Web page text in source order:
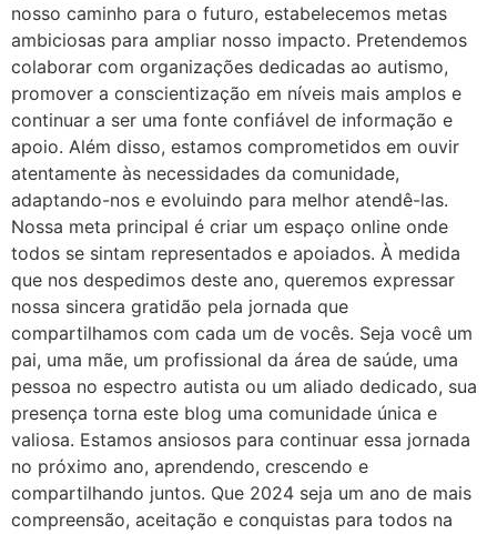
nosso caminho para o futuro, estabelecemos metas
ambiciosas para ampliar nosso impacto. Pretendemos
colaborar com organizações dedicadas ao autismo,
promover a conscientização em níveis mais amplos e
continuar a ser uma fonte confiável de informação e
apoio. Além disso, estamos comprometidos em ouvir
atentamente às necessidades da comunidade,
adaptando-nos e evoluindo para melhor atendê-las.
Nossa meta principal é criar um espaço online onde
todos se sintam representados e apoiados. À medida
que nos despedimos deste ano, queremos expressar
nossa sincera gratidão pela jornada que
compartilhamos com cada um de vocês. Seja você um
pai, uma mãe, um profissional da área de saúde, uma
pessoa no espectro autista ou um aliado dedicado, sua
presença torna este blog uma comunidade única e
valiosa. Estamos ansiosos para continuar essa jornada
no próximo ano, aprendendo, crescendo e
compartilhando juntos. Que 2024 seja um ano de mais
compreensão, aceitação e conquistas para todos na